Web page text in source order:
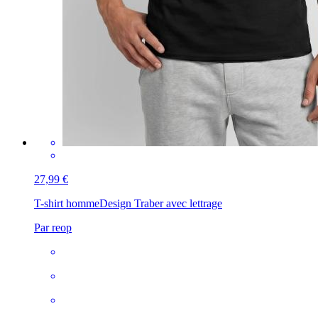
27,99 €
T-shirt hommeDesign Traber avec lettrage
Par reop